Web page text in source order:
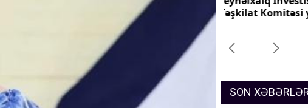
Mənəvi dəyərlər
Texnologiya
Forumunun Təşkilat Komitəsi yaradılıb
çağırılıb,
SON